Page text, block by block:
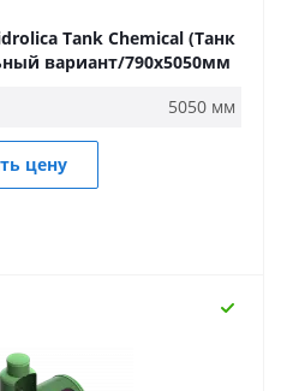
Tank Chemical (Танк
вариант/790х5050мм
5050 мм
цену